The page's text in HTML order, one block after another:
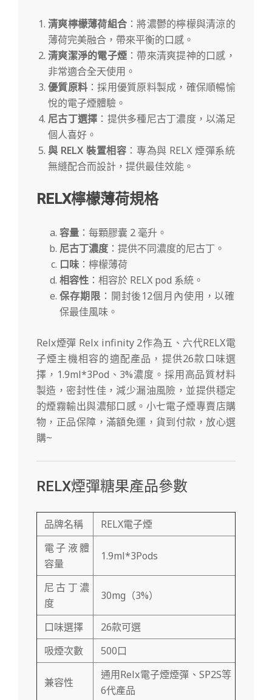
清爽檸檬薄荷組合 ：將濃鬱的檸檬與清涼的
薄荷完美融合，帶來平衡的口感。
清爽潔淨的電子煙 ：帶來清爽提神的口感，
非常適合全天使用。
優質原料 ：採用優質原料製成，確保順暢愉
悅的電子煙體驗。
尼古丁選擇 ：提供多種尼古丁濃度，以滿足
個人喜好。
與 RELX 裝置相容 ：專為與 RELX 煙彈系統
無縫配合而設計，提供最佳效能。
RELX檸檬薄荷規格
容量 ：每顆膠囊 2 毫升。
尼古丁濃度 ：提供不同濃度的尼古丁。
口味 ：檸檬薄荷
相容性 ：相容於 RELX pod 系統。
保存期限 ：開封後12個月內使用，以確
保最佳風味。
Relx煙彈 Relx infinity 2作為五、六代RELX電
子煙主機相容的適配產品，提供26款口味選
擇，1.9ml*3Pod、3%濃度。採用高品質材料
製造，密封性佳，減少漏油風險，並提供穩定
的煙霧輸出與濃郁口感。小七電子煙專賣店購
物，正品保障，滿額免運，貨到付款，放心選
購~
RELX煙彈糖果產品參數
品牌名稱
RELX電子煙
電子液體
容量
1.9ml*3Pods
尼古丁濃
度
30mg（3%）
口味選擇
26款可選
吸煙次數
500口
兼容性
通用Relx電子煙煙彈、SP2S等
6代產品